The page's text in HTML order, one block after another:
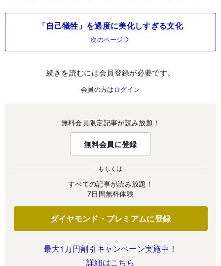
「自己犠牲」を過度に美化しすぎる文化
次のページ
続きを読むには会員登録が必要です。
会員の方は ログイン
無料会員限定記事が読み放題！
無料会員に登録
もしくは
すべての記事が読み放題！
7日間無料体験
ダイヤモンド・プレミアムに登録
最大1万円割引キャンペーン実施中！
詳細はこちら